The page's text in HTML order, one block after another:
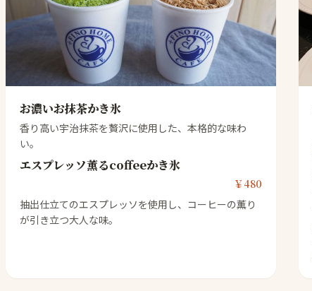
お濃いお抹茶かき氷
香り高い宇治抹茶を贅沢に使用した、本格的な味わ
い。
エスプレッソ薫るcoffeeかき氷
￥480
抽出仕立てのエスプレッソを使用し、コーヒーの薫り
が引き立つ大人な味。